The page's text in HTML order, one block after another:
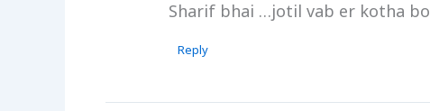
Sharif bhai …jotil vab er kotha
Reply